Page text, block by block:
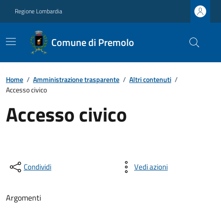
Regione Lombardia
Comune di Premolo
Home / Amministrazione trasparente / Altri contenuti /
Accesso civico
Accesso civico
Condividi Vedi azioni
Argomenti